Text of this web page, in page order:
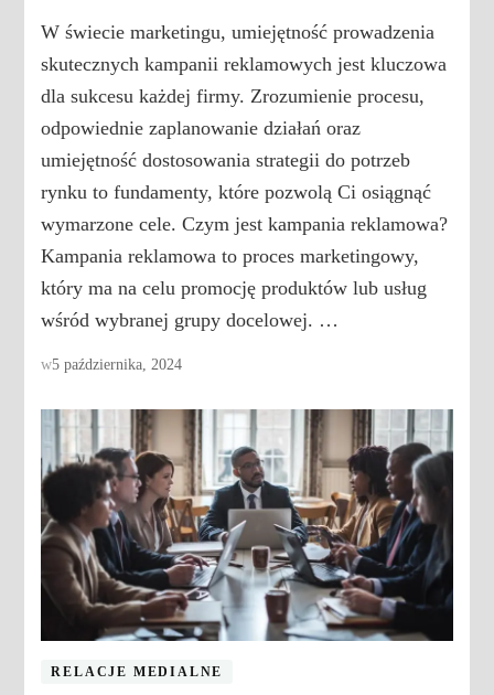
W świecie marketingu, umiejętność prowadzenia
skutecznych kampanii reklamowych jest kluczowa
dla sukcesu każdej firmy. Zrozumienie procesu,
odpowiednie zaplanowanie działań oraz
umiejętność dostosowania strategii do potrzeb
rynku to fundamenty, które pozwolą Ci osiągnąć
wymarzone cele. Czym jest kampania reklamowa?
Kampania reklamowa to proces marketingowy,
który ma na celu promocję produktów lub usług
wśród wybranej grupy docelowej. …
w5 października, 2024
RELACJE MEDIALNE